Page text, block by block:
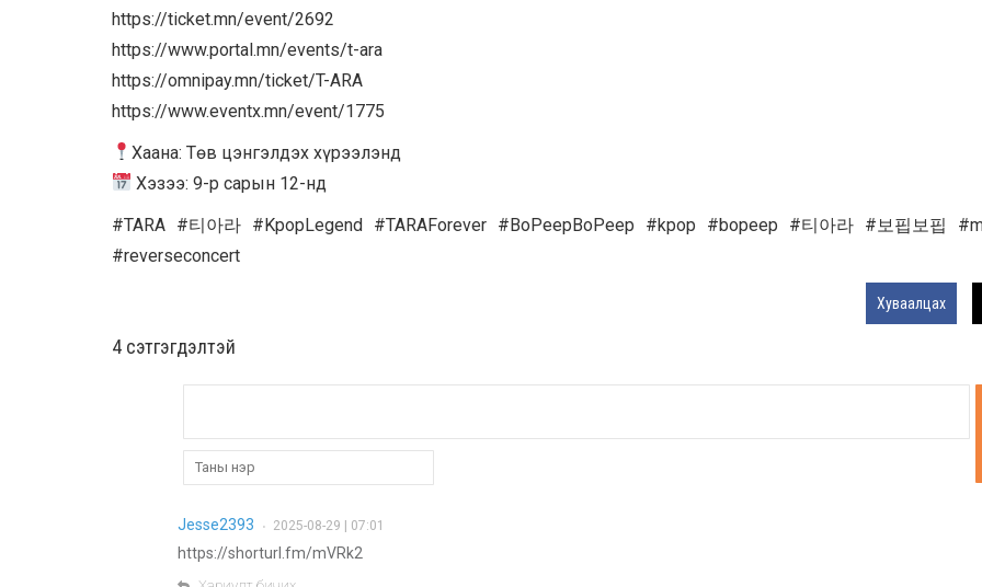
https://ticket.mn/event/2692
https://www.portal.mn/events/t-ara
https://omnipay.mn/ticket/T-ARA
https://www.eventx.mn/event/1775
Хаана: Төв цэнгэлдэх хүрээлэнд
Хэзээ: 9-р сарын 12-нд
#TARA #티아라 #KpopLegend #TARAForever #BoPeepBoPeep #kpop #bopeep #티아라 #보핍보핍
#reverseconcert
Хуваалцах
4 cэтгэгдэлтэй
Jesse2393 • 2025-08-29 | 07:01
https://shorturl.fm/mVRk2